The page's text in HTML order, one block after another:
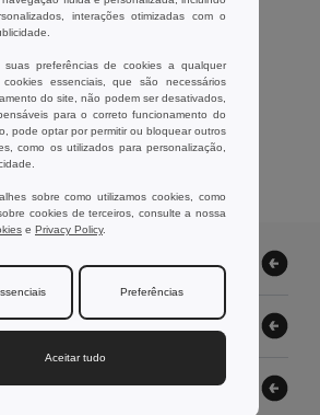
Todos Os Produtos.
interações otimizadas com o
preferências de cookies a qualquer
essenciais, que são necessários
do site, não podem ser desativados,
para o correto funcionamento do
pode optar por permitir ou bloquear outros
como os utilizados para personalização,
sobre como utilizamos cookies, como
cookies de terceiros, consulte a nossa
e Privacy Policy.
Preferências
Aceitar tudo